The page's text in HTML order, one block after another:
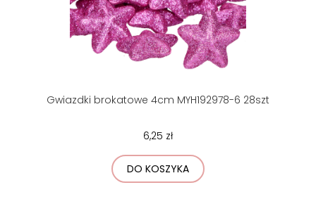
Gwiazdki brokatowe 4cm MYH192978-6 28szt
6,25 zł
DO KOSZYKA